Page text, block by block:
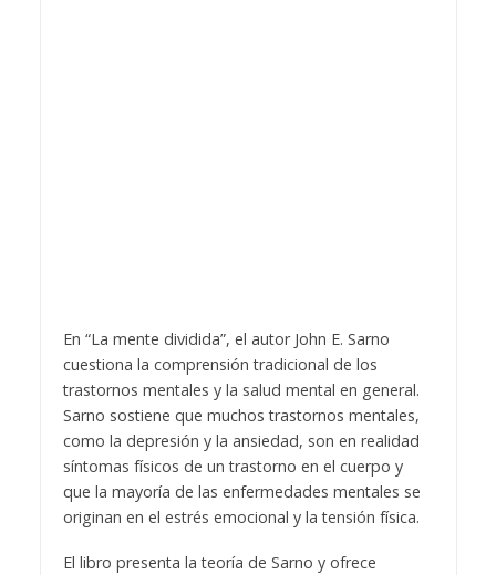
En “La mente dividida”, el autor John E. Sarno
cuestiona la comprensión tradicional de los
trastornos mentales y la salud mental en general.
Sarno sostiene que muchos trastornos mentales,
como la depresión y la ansiedad, son en realidad
síntomas físicos de un trastorno en el cuerpo y
que la mayoría de las enfermedades mentales se
originan en el estrés emocional y la tensión física.
El libro presenta la teoría de Sarno y ofrece